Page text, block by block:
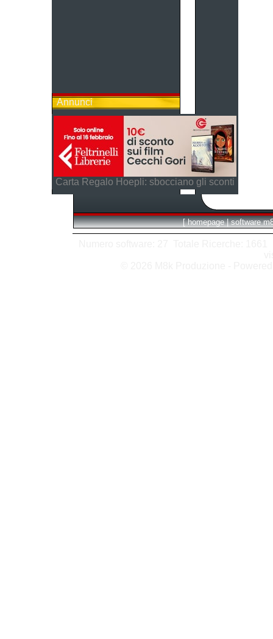
Annunci
Carta Regalo Hoepli: sbocciano gli sconti
[ homepage | software